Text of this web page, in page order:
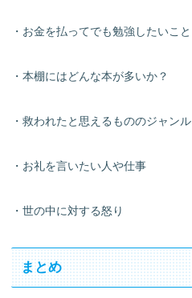
・お金を払ってでも勉強したいこと
・本棚にはどんな本が多いか？
・救われたと思えるもののジャンル
・お礼を言いたい人や仕事
・世の中に対する怒り
まとめ